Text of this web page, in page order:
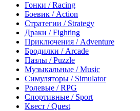
Гонки / Racing
Боевик / Action
Стратегии / Strategy
Драки / Fighting
Приключения / Adventure
Бродилки / Arcade
Пазлы / Puzzle
Музыкальные / Music
Симуляторы / Simulator
Ролевые / RPG
Спортивные / Sport
Квест / Quest